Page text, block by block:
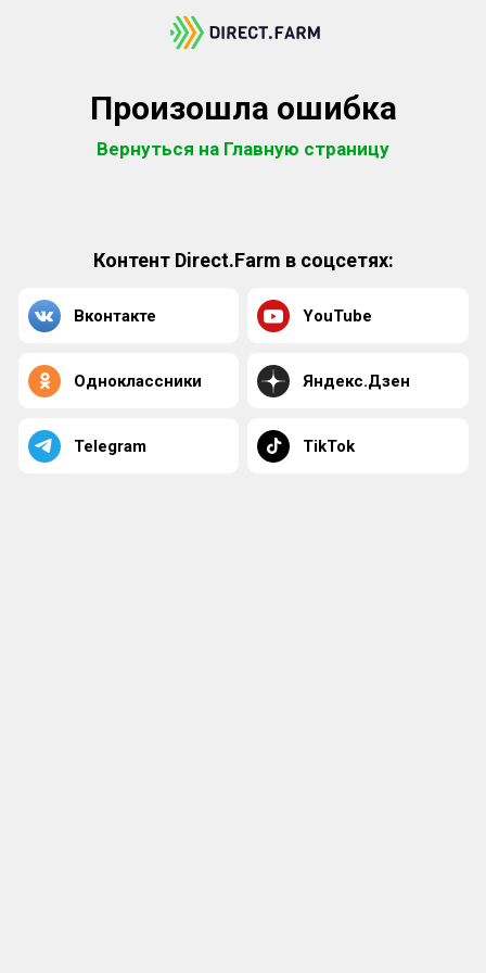
Произошла ошибка
Вернуться на Главную страницу
Контент Direct.Farm в соцсетях:
Вконтакте YouTube
Одноклассники Яндекс.Дзен
Telegram TikTok